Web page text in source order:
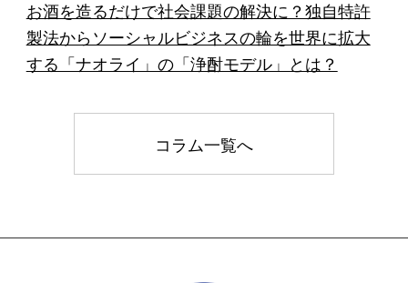
お酒を造るだけで社会課題の解決に？独自特許
製法からソーシャルビジネスの輪を世界に拡大
する「ナオライ」の「浄酎モデル」とは？
コラム一覧へ